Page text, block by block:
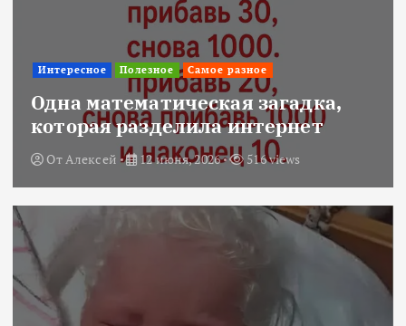
Интересное Полезное Самое разное
Одна математическая загадка,
которая разделила интернет
ОтАлексей 12 июня, 2026 516 views